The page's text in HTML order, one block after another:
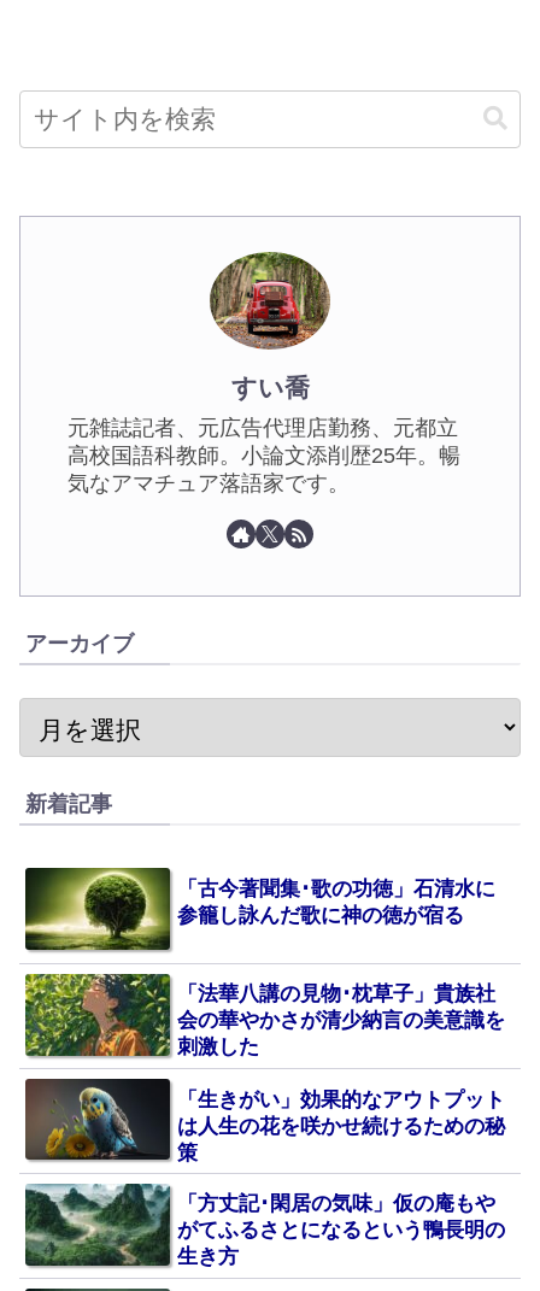
すい喬
元雑誌記者、元広告代理店勤務、元都立
高校国語科教師。小論文添削歴25年。暢
気なアマチュア落語家です。
アーカイブ
新着記事
「古今著聞集･歌の功徳」石清水に
参籠し詠んだ歌に神の徳が宿る
「法華八講の見物･枕草子」貴族社
会の華やかさが清少納言の美意識を
刺激した
「生きがい」効果的なアウトプット
は人生の花を咲かせ続けるための秘
策
「方丈記･閑居の気味」仮の庵もや
がてふるさとになるという鴨長明の
生き方